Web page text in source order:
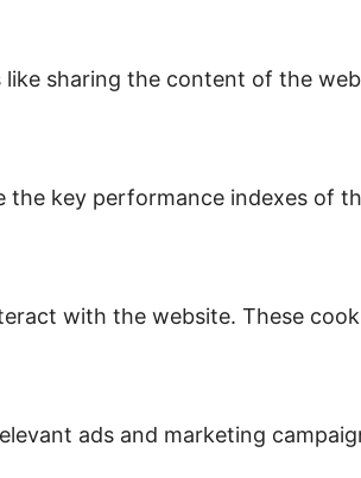
sharing the content of the
key performance indexes of
with the website. These
ads and marketing